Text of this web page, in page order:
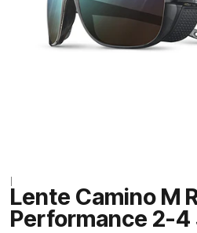
|
Lente Camino M
Performance 2-4